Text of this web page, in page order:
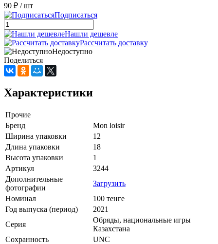
90 ₽ / шт
Подписаться
Нашли дешевле
Рассчитать доставку
Недоступно
Поделиться
Характеристики
Прочие
Бренд
Mon loisir
Ширина упаковки
12
Длина упаковки
18
Высота упаковки
1
Артикул
3244
Дополнительные
фотографии
Загрузить
Номинал
100 тенге
Год выпуска (период)
2021
Серия
Обряды, национальные игры
Казахстана
Сохранность
UNC